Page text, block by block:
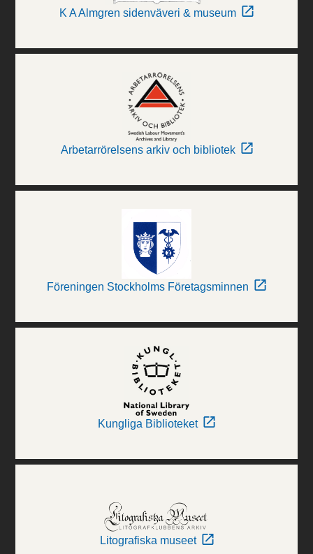
K A Almgren sidenväveri & museum
Arbetarrörelsens arkiv och bibliotek
Föreningen Stockholms Företagsminnen
Kungliga Biblioteket
Litografiska museet